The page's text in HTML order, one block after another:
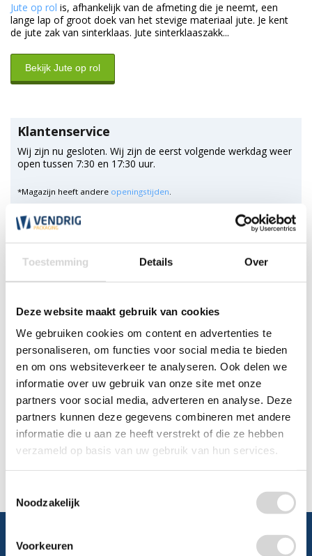
Toestemming Details Over
Deze website maakt gebruik van cookies
We gebruiken cookies om content en advertenties te
personaliseren, om functies voor social media te bieden
en om ons websiteverkeer te analyseren. Ook delen we
informatie over uw gebruik van onze site met onze
partners voor social media, adverteren en analyse. Deze
partners kunnen deze gegevens combineren met andere
informatie die u aan ze heeft verstrekt of die ze hebben
verzameld op basis van uw gebruik van hun services.
Noodzakelijk
Voorkeuren
Jute op rol is, afhankelijk van de afmeting die je neemt, een
lange lap of groot doek van het stevige materiaal jute. Je kent
de jute zak van sinterklaas. Jute sinterklaaszakk...
Bekijk Jute op rol
Klantenservice
Wij zijn nu gesloten. Wij zijn de eerst volgende werkdag weer
open tussen 7:30 en 17:30 uur.
*Magazijn heeft andere openingstijden.
WhatsApp 0348 479195
Mailen
Offerte aanvragen Vraag een speciale prijs op bij ons, wij
kijken naar de mogelijkheden.